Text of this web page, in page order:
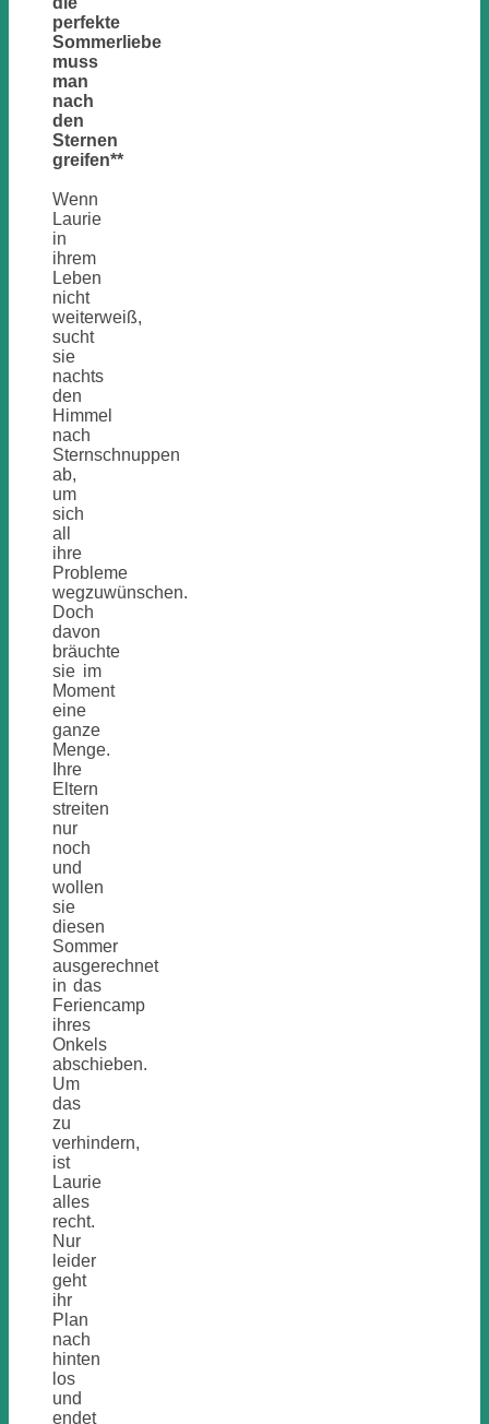
perfekte
Sommerliebe
muss
man
nach
den
Sternen
greifen**
Wenn
Laurie
in
ihrem
Leben
nicht
weiterweiß,
sucht
sie
nachts
den
Himmel
nach
Sternschnuppen
ab,
um
sich
all
ihre
Probleme
wegzuwünschen.
Doch
davon
bräuchte
sie im
Moment
eine
ganze
Menge.
Ihre
Eltern
streiten
nur
noch
und
wollen
sie
diesen
Sommer
ausgerechnet
in das
Feriencamp
ihres
Onkels
abschieben.
Um
das
zu
verhindern,
ist
Laurie
alles
recht.
Nur
leider
geht
ihr
Plan
nach
hinten
los
und
endet